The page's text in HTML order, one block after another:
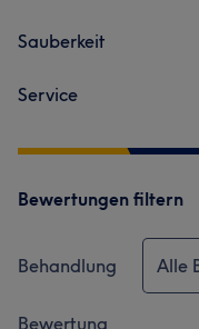
Sauberkeit
Service
Bewertungen filtern
Behandlung Alle
Bewertung